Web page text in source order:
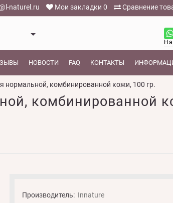
naturel.ru Мои закладки 0 Сравнение
НОВОСТИ FAQ КОНТАКТЫ
нормальной, комбинированной кожи, 100 гр.
комбинированной
Производитель: Innature